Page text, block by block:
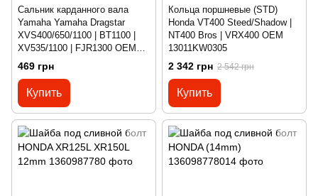
Сальник карданного вала
Yamaha Yamaha Dragstar
XVS400/650/1100 | BT1100 |
XV535/1100 | FJR1300 OEM
931013809800
469 грн
Купить
Кольца поршневые (STD)
Honda VT400 Steed/Shadow |
NT400 Bros | VRX400 OEM
13011KW0305
2 342 грн 2 542 грн
Купить